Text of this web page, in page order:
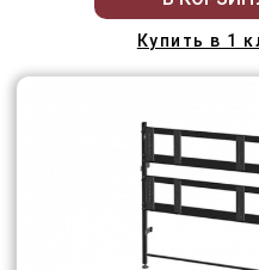
Купить в 1